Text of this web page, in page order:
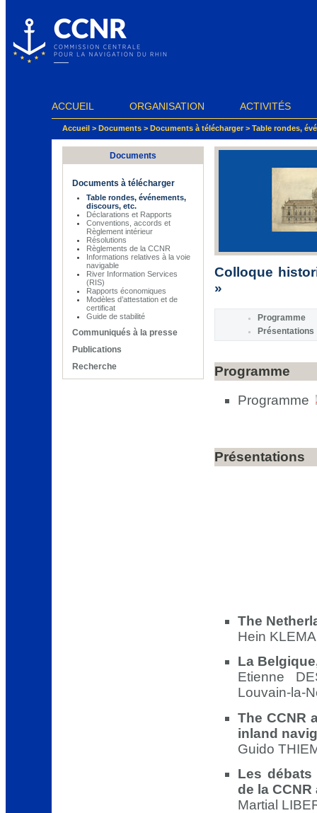
ACCUEIL ORGANISATION ACTIVITÉS
Accueil > Documents > Documents à télécharger> Table rondes,
Documents
Documents à télécharger
Table rondes, événements,
discours, etc.
Déclarations et Rapports
Conventions, accords et
Règlement intérieur
Résolutions
Règlements de la CCNR
Informations relatives à la voie
navigable
River Information Services
(RIS)
Rapports économiques
Modèles d’attestation et de
certificat
Guide de stabilité
Communiqués à la presse
Publications
Recherche
Colloque
»
Programme
Présentations
Programme
Programme
Présentations
The
Hein
La
Etienne
Louvain-la-
The CCNR
inland
Guido
Les débats
de la
Martial